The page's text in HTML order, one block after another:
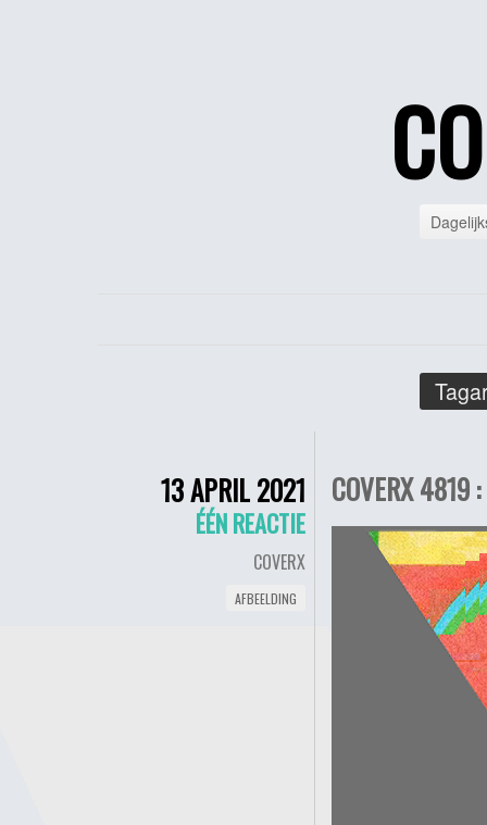
13 APRIL 2021
ÉÉN REACTIE
COVERX
AFBEELDING
COVERX 4819